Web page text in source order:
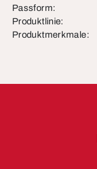
Passform:
Produktlinie:
Produktmerkmale: